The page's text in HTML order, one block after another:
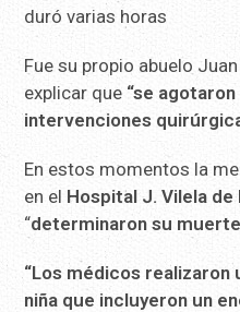
duró varias horas
Fue su propio abuelo
explicar que “se
intervenciones
En estos momentos la
en el Hospital J. Vilela de
“determinaron su
“Los médicos realizaron
niña que incluyeron un